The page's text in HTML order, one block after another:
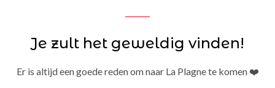
Je zult het geweldig vinden!
Er is altijd een goede reden om naar La Plagne te komen ❤️